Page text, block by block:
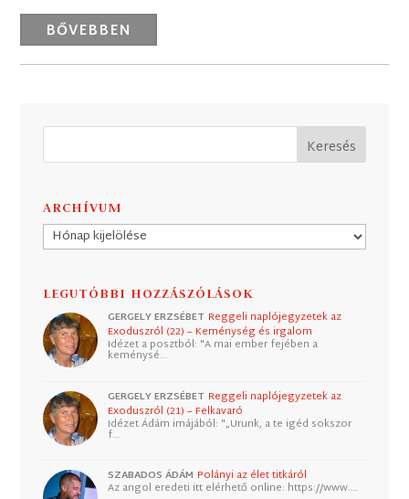
BŐVEBBEN
ARCHÍVUM
Archívum
LEGUTÓBBI HOZZÁSZÓLÁSOK
GERGELY ERZSÉBET Reggeli naplójegyzetek az
Exoduszról (22) – Keménység és irgalom
Idézet a posztból: "A mai ember fejében a
keménysé…
GERGELY ERZSÉBET Reggeli naplójegyzetek az
Exoduszról (21) – Felkavaró
Idézet Ádám imájából: "„Urunk, a te igéd sokszor
f…
SZABADOS ÁDÁM Polányi az élet titkáról
Az angol eredeti itt elérhető online: https://www.…